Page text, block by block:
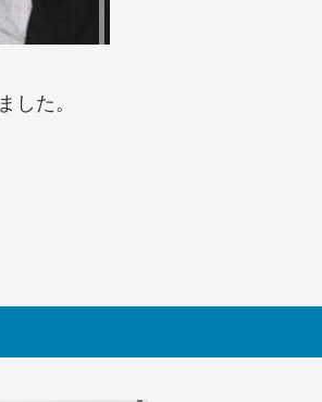
した。